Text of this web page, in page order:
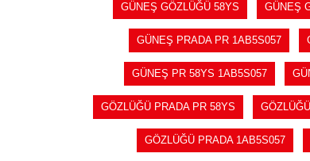
GÜNEŞ GÖZLÜĞÜ 58YS GÜNEŞ
GÜNEŞ PRADA PR 1AB5S057
GÜNEŞ PR 58YS 1AB5S057
GÖZLÜĞÜ PRADA PR 58YS
GÖZLÜĞÜ PRADA 1AB5S057